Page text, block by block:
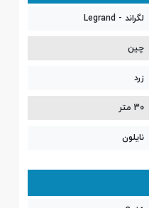
لگراند - Legrand
چین
زرد
30 متر
نایلون